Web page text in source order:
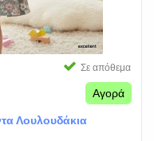
Σε απόθεμα
Αγορά
Λουλουδάκια